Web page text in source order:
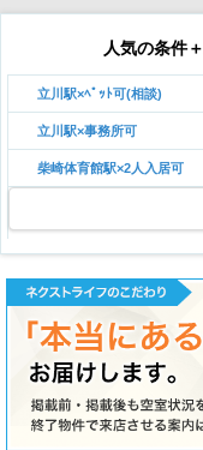
人気の条件＋
立川駅×ﾍﾟｯﾄ可(相談)
立川駅×事務所可
柴崎体育館駅×2人入居可